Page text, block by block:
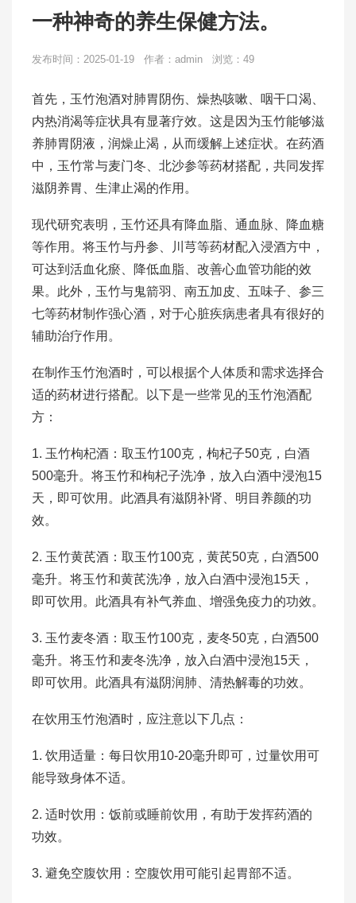
一种神奇的养生保健方法。
发布时间：2025-01-19 作者：admin 浏览：49
首先，玉竹泡酒对肺胃阴伤、燥热咳嗽、咽干口渴、
内热消渴等症状具有显著疗效。这是因为玉竹能够滋
养肺胃阴液，润燥止渴，从而缓解上述症状。在药酒
中，玉竹常与麦门冬、北沙参等药材搭配，共同发挥
滋阴养胃、生津止渴的作用。
现代研究表明，玉竹还具有降血脂、通血脉、降血糖
等作用。将玉竹与丹参、川芎等药材配入浸酒方中，
可达到活血化瘀、降低血脂、改善心血管功能的效
果。此外，玉竹与鬼箭羽、南五加皮、五味子、参三
七等药材制作强心酒，对于心脏疾病患者具有很好的
辅助治疗作用。
在制作玉竹泡酒时，可以根据个人体质和需求选择合
适的药材进行搭配。以下是一些常见的玉竹泡酒配
方：
1. 玉竹枸杞酒：取玉竹100克，枸杞子50克，白酒
500毫升。将玉竹和枸杞子洗净，放入白酒中浸泡15
天，即可饮用。此酒具有滋阴补肾、明目养颜的功
效。
2. 玉竹黄芪酒：取玉竹100克，黄芪50克，白酒500
毫升。将玉竹和黄芪洗净，放入白酒中浸泡15天，
即可饮用。此酒具有补气养血、增强免疫力的功效。
3. 玉竹麦冬酒：取玉竹100克，麦冬50克，白酒500
毫升。将玉竹和麦冬洗净，放入白酒中浸泡15天，
即可饮用。此酒具有滋阴润肺、清热解毒的功效。
在饮用玉竹泡酒时，应注意以下几点：
1. 饮用适量：每日饮用10-20毫升即可，过量饮用可
能导致身体不适。
2. 适时饮用：饭前或睡前饮用，有助于发挥药酒的
功效。
3. 避免空腹饮用：空腹饮用可能引起胃部不适。